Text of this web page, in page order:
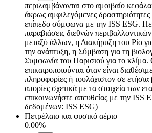
περιλαμβάνονται στο αμοιβαίο
άκρως αμφιλεγόμενες
επίπεδο σύμφωνα με την ISS ESG.
παραβιάσεις διεθνών
μεταξύ άλλων, η Διακήρυξη του Ρίο
την ανάπτυξη, η Σύμβαση για τη
Συμφωνία του Παρισιού για το κλίμα.
επικαιροποιούνται όταν είναι
πληροφορίες ή τουλάχιστον σε
απορίες σχετικά με τα στοιχεία των
επικοινωνήστε απευθείας με την ISS
δεδομένων: ISS ESG)
Πετρέλαιο και φυσικό αέριο
0.00%